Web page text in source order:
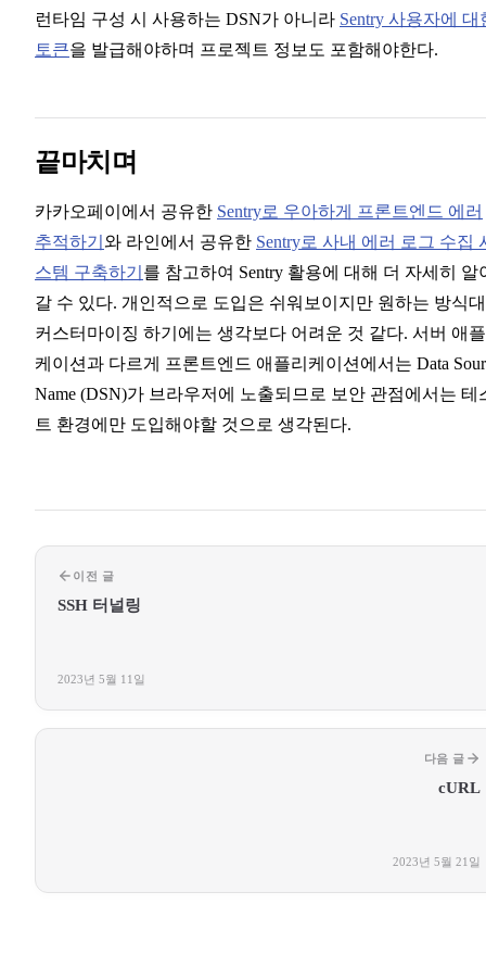
런타임 구성 시 사용하는 DSN가 아니라 Sentry 사용자에 대
토큰을 발급해야하며 프로젝트 정보도 포함해야한다.
끝마치며
카카오페이에서 공유한 Sentry로 우아하게 프론트엔드 에러
추적하기 와 라인에서 공유한 Sentry로 사내 에러 로그 수집
스템 구축하기 를 참고하여 Sentry 활용에 대해 더 자세히 알
갈 수 있다. 개인적으로 도입은 쉬워보이지만 원하는 방식
커스터마이징 하기에는 생각보다 어려운 것 같다. 서버 애
케이션과 다르게 프론트엔드 애플리케이션에서는 Data
Name (DSN)가 브라우저에 노출되므로 보안 관점에서는 테
트 환경에만 도입해야할 것으로 생각된다.
이전 글
SSH 터널링
2023년 5월 11일
다음 글
cURL
2023년 5월 21일